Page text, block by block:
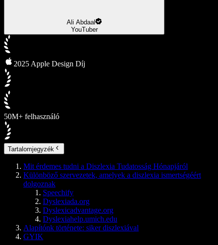
Ali Abdaal
YouTuber
2025 Apple Design Díj
50M+ felhasználó
Tartalomjegyzék
Mit érdemes tudni a Diszlexia Tudatosság Hónapjáról
Különböző szervezetek, amelyek a diszlexia ismertségéért
dolgoznak
Speechify
Dyslexiada.org
Dyslexicadvantage.org
Dyslexiahelp.umich.edu
Alapítónk története: siker diszlexiával
GYIK